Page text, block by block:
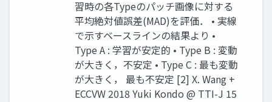
習時の各Typeのパッチ画像に対する
平均絶対値誤差(MAD)を評価． • 実線
で示すベースラインの結果より •
Type A : 学習が安定的 • Type B : 変動
が大きく，不安定 • Type C : 最も変動
が大きく， 最も不安定 [2] X. Wang +
ECCVW 2018 Yuki Kondo @ TTI-J 15